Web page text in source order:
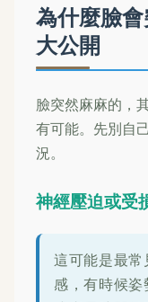
為什麼臉
大公開
臉突然麻麻的，
有可能。先別自
況。
神經壓迫或受
這可能是最
感，有時候姿